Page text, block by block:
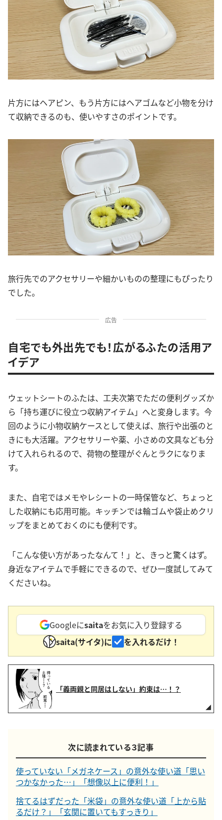
片方にはヘアピン、もう片方にはヘアゴムなど小物を分け
て収納できるのも、使いやすさのポイントです。
旅行先でのアクセサリーや細かいものの整理にもぴったり
でした。
広告
自宅でも外出先でも！広がるふたの活用ア
イデア
ウェットシートのふたは、工夫次第でただの便利グッズか
ら「持ち運びに役立つ収納アイテム」へと変身します。今
回のように小物収納ケースとして使えば、旅行や出張のと
きにも大活躍。アクセサリーや薬、小さめの文具なども分
けて入れられるので、荷物の整理がぐんとラクになりま
す。
また、自宅ではメモやレシートの一時保管など、ちょっと
した収納にも応用可能。キッチンでは輪ゴムや袋止めクリ
ップをまとめておくのにも便利です。
「こんな使い方があったなんて！」と、きっと驚くはず。
身近なアイテムで手軽にできるので、ぜひ一度試してみて
くださいね。
Googleにsaitaをお気に入り登録する
saita(サイタ)に
を入れるだけ！
「義両親と同居はしない」約束は…！？
次に読まれている３記事
使っていない「メガネケース」の意外な使い道「思い
つかなかった…」「想像以上に便利！」
捨てるはずだった「米袋」の意外な使い道「上から貼
るだけ？」「玄関に置いてもすっきり」